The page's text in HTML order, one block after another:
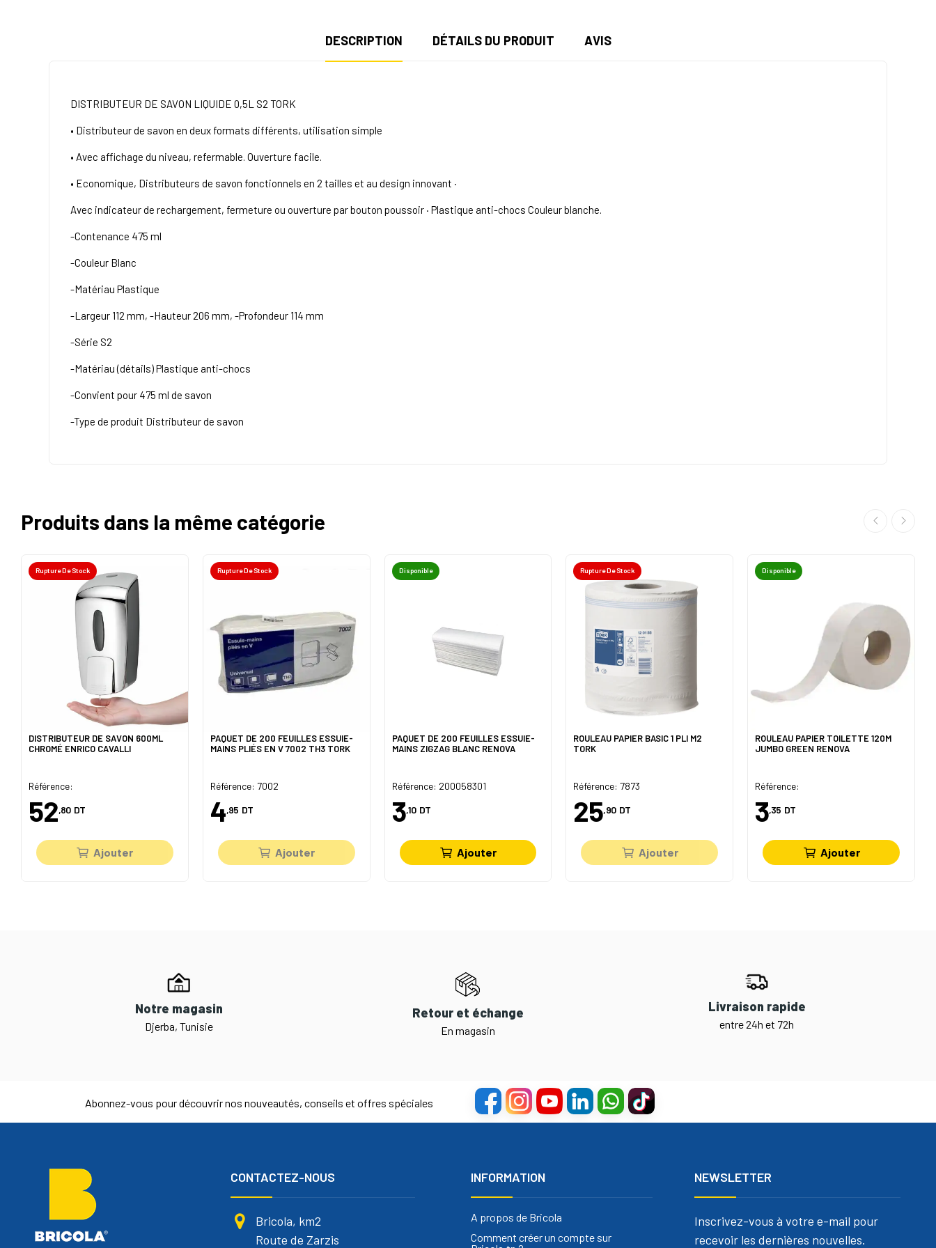
DESCRIPTION DÉTAILS DU PRODUIT AVIS
DISTRIBUTEUR DE SAVON LIQUIDE 0,5L S2 TORK
• Distributeur de savon en deux formats différents, utilisation simple
• Avec affichage du niveau, refermable. Ouverture facile.
• Economique, Distributeurs de savon fonctionnels en 2 tailles et au design innovant ·
Avec indicateur de rechargement, fermeture ou ouverture par bouton poussoir · Plastique anti-chocs Couleur blanche.
-Contenance 475 ml
-Couleur Blanc
-Matériau Plastique
-Largeur 112 mm, -Hauteur 206 mm, -Profondeur 114 mm
-Série S2
-Matériau (détails) Plastique anti-chocs
-Convient pour 475 ml de savon
-Type de produit Distributeur de savon
Produits dans la même catégorie
Rupture De Stock
DISTRIBUTEUR DE SAVON 600ML
CHROMÉ ENRICO CAVALLI
Référence:
52,80 DT
Ajouter
Rupture De Stock
PAQUET DE 200 FEUILLES ESSUIE-
MAINS PLIÉS EN V 7002 TH3 TORK
Référence: 7002
4,95 DT
Ajouter
Disponible
PAQUET DE 200 FEUILLES ESSUIE-
MAINS ZIGZAG BLANC RENOVA
Référence: 200058301
3,10 DT
Ajouter
Rupture De Stock
ROULEAU PAPIER BASIC 1 PLI M2
TORK
Référence: 7873
25,90 DT
Ajouter
Disponible
ROULEAU PAPIER TOILETTE 120M
JUMBO GREEN RENOVA
Référence:
3,35 DT
Ajouter
Notre magasin
Djerba, Tunisie
Retour et échange
En magasin
Livraison rapide
entre 24h et 72h
Abonnez-vous pour découvrir nos nouveautés, conseils et offres spéciales
CONTACTEZ-NOUS
Bricola, km2
Route de Zarzis
INFORMATION
A propos de Bricola
Comment créer un compte sur
NEWSLETTER
Inscrivez-vous à votre e-mail pour
recevoir les dernières nouvelles.